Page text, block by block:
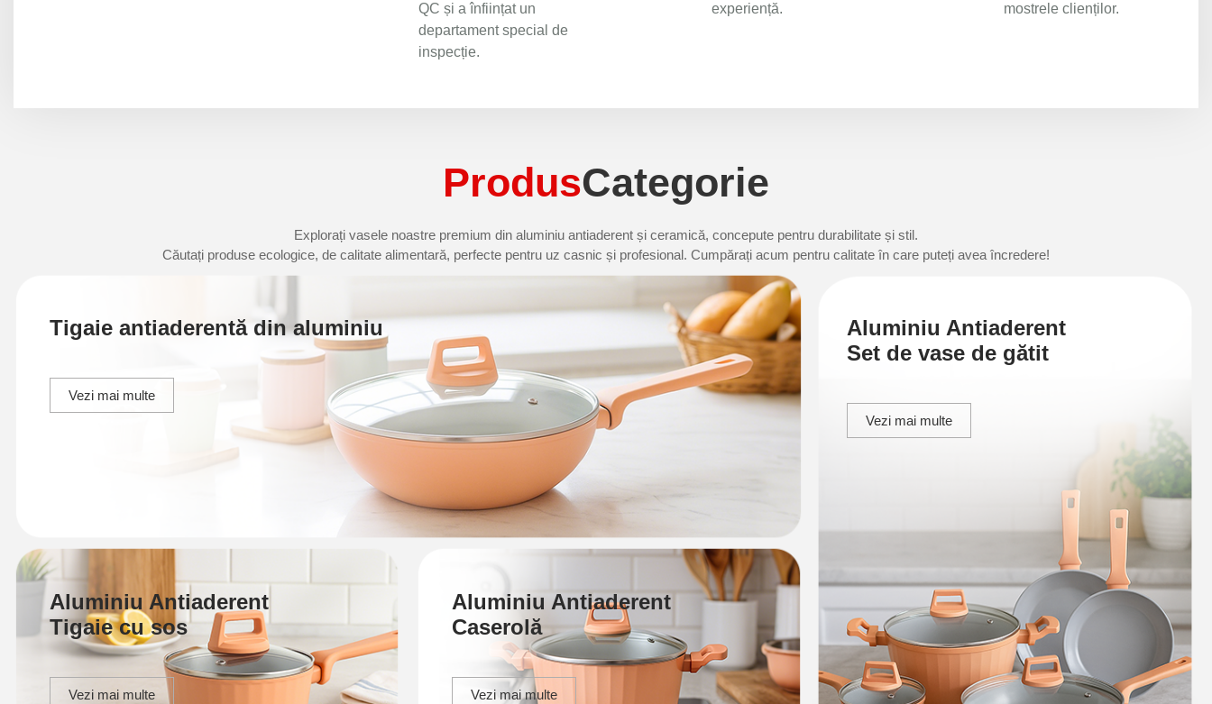
QC și a înființat un
departament special de
inspecție.
experiență.
mostrele clienților.
ProdusCategorie
Explorați vasele noastre premium din aluminiu antiaderent și ceramică, concepute pentru durabilitate și stil.
Căutați produse ecologice, de calitate alimentară, perfecte pentru uz casnic și profesional. Cumpărați acum pentru calitate în care puteți avea încredere!
Tigaie antiaderentă din aluminiu
Vezi mai multe
Aluminiu Antiaderent
Tigaie cu sos
Vezi mai multe
Aluminiu Antiaderent
Caserolă
Vezi mai multe
Aluminiu Antiaderent
Set de vase de gătit
Vezi mai multe